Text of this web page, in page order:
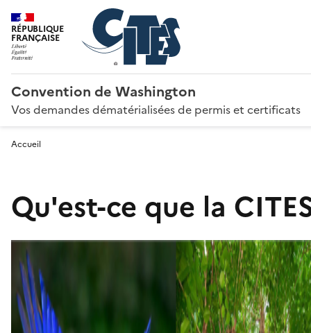
RÉPUBLIQUE
FRANÇAISE
Convention de Washington
Vos demandes dématérialisées de permis et certificats
Accueil
Qu'est-ce que la